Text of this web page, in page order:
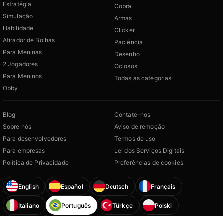
Estratégia
Simulação
Habilidade
Atirador de Bolhas
Para Meninas
2 Jogadores
Para Meninos
Obby
Cobra
Armas
Clicker
Paciência
Desenho
Ociosos
Todas as categorias
Blog
Sobre nós
Para desenvolvedores
Para empresas
Política de Privacidade
Contate-nos
Aviso de remoção
Termos de uso
Lei dos Serviços Digitais
Preferências de cookies
English Español Deutsch Français
Italiano Português Türkçe Polski